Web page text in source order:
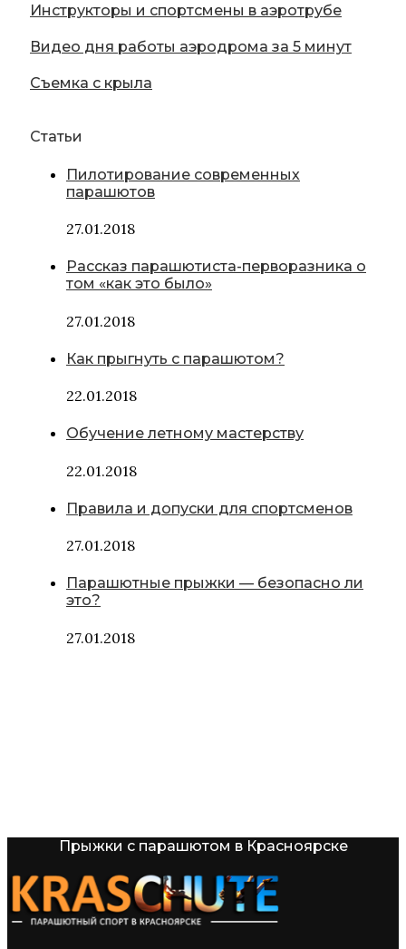
Инструкторы и спортсмены в аэротрубе
Видео дня работы аэродрома за 5 минут
Съемка с крыла
Статьи
Пилотирование современных
парашютов
27.01.2018
Рассказ парашютиста-перворазника о
том «как это было»
27.01.2018
Как прыгнуть с парашютом?
22.01.2018
Обучение летному мастерству
22.01.2018
Правила и допуски для спортсменов
27.01.2018
Парашютные прыжки — безопасно ли
это?
27.01.2018
Прыжки с парашютом в Красноярске